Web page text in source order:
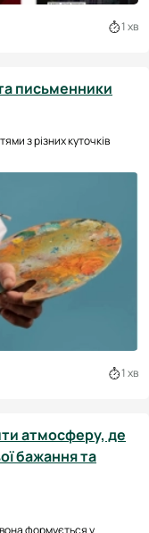
1 хв
письменники
з різних куточків
1 хв
атмосферу, де
бажання та
формується у